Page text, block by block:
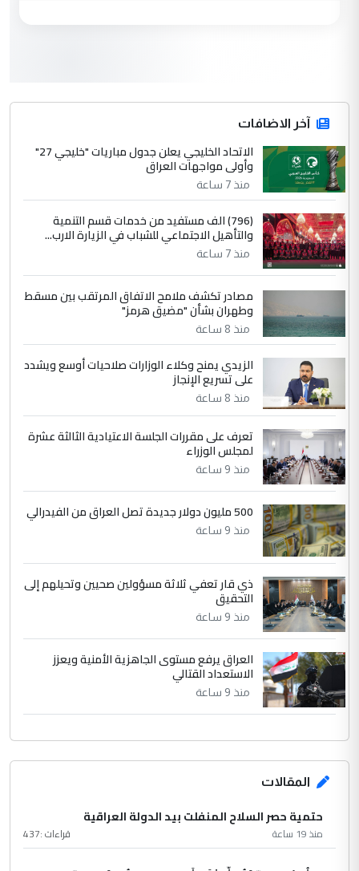
جنسية الرافد الثالث للعراق ومن اصول عريقة
ابا فرات ...
الموضوع :
الجواهري يرد على صدام حسين سل
مضجعيك يابن الزنا (نص كامل)
سردار
التعليق : واحد من عصابة علي ماما يسقط
جنسية الرافد الثالث للعراق ومن اصول عريقة
ابا فرات ...
الجواهري يرد على صدام حسين سل
مضجعيك يابن الزنا (نص كامل)
5
التعليق : تحياتي لك استاذ حامدتركان. كلام
دقيق ومسؤول؛ فالاستثمار الحقيقي للإنسان
الموضوع :
بين الإهمال واغتصاب الأرض.. بلاد
الرافدين تعاني الجفاف والتصحر!!
آخر الاضافات
الاتحاد الخليجي يعلن جدول مباريات "خليجي 27"
وأولى مواجهات العراق
منذ 7 ساعة
(796) الف مستفيد من خدمات قسم التنمية
والتأهيل الاجتماعي للشباب في الزيارة الارب...
منذ 7 ساعة
مصادر تكشف ملامح الاتفاق المرتقب بين مسقط
وطهران بشأن "مضيق هرمز"
منذ 8 ساعة
الزيدي يمنح وكلاء الوزارات صلاحيات أوسع ويشدد
على تسريع الإنجاز
منذ 8 ساعة
تعرف على مقررات الجلسة الاعتيادية الثالثة عشرة
لمجلس الوزراء
منذ 9 ساعة
500 مليون دولار جديدة تصل العراق من الفيدرالي
منذ 9 ساعة
ذي قار تعفي ثلاثة مسؤولين صحيين وتحيلهم إلى
التحقيق
منذ 9 ساعة
العراق يرفع مستوى الجاهزية الأمنية ويعزز
الاستعداد القتالي
منذ 9 ساعة
المقالات
حتمية حصر السلاح المنفلت بيد الدولة العراقية
منذ 19 ساعة قراءات :437